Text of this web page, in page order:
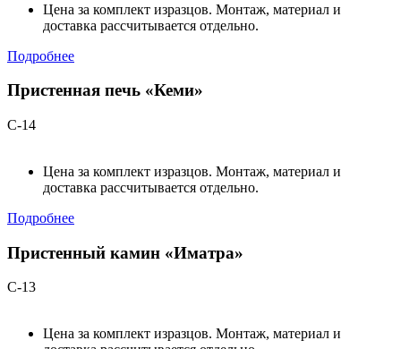
Цена за комплект изразцов. Монтаж, материал и
доставка рассчитывается отдельно.
Подробнее
Пристенная печь «Кеми»
С-14
Цена за комплект изразцов. Монтаж, материал и
доставка рассчитывается отдельно.
Подробнее
Пристенный камин «Иматра»
С-13
Цена за комплект изразцов. Монтаж, материал и